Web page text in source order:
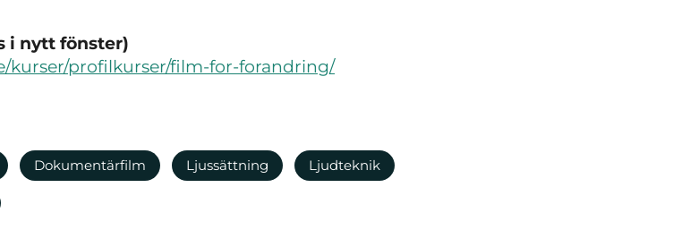
i nytt fönster)
kurser/profilkurser/film-for-forandring/
Dokumentärfilm Ljussättning Ljudteknik